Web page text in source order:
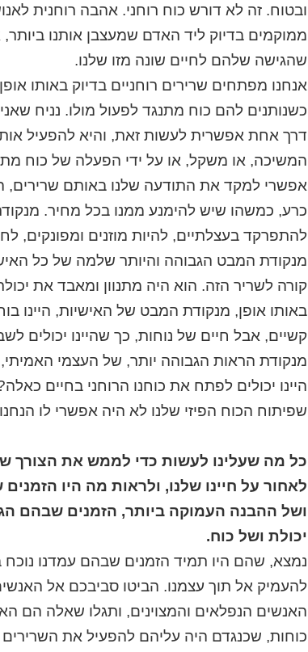
ובטוח. זה לא דורש כוח רוחני. אהבה רוחנית
ממוקמים בדיוק ליד האדם שמעצבן אותנו
שהגישה שלהם לחיים שונה מזו שלנו.
אנחנו מפתחים שרירים רוחניים בדיוק באותו
כשנותנים להם כוח מתנגד לפעול מולו. נניח
דרך אחת אפשרית לעשות זאת, והיא להפעיל
המשיכה, או משקל, או על ידי הפעלה של כוח
אפשרי למקד את התודעה שלנו באותם שרירים,
כרע, כמשהו שיש להימנע ממנו בכל מחיר.
להתפרקד בעצלתיים, להיות מוזנים ומפונקים,
מנקודת המבט הגבוהה והיותר שלמה של כל
קורה לשריר הזה. הוא היה מתנוון ומאבד את
באותו אופן, מנקודת המבט של האישיות, היינו
קשיים, אבל חיים של נוחות, כך שהיינו יכולים
מנקודת הראות הגבוהה יותר, של העצמי האמיתי,
היינו יכולים לפתח את כוחנו הרוחני בחיים
שפיתוח הכוח הפיזי שלנו לא היה אפשרי לו
כל מה שעלינו לעשות כדי לממש את הצורך
לאחור על חיינו שלנו, ולראות מה היו
ושל ההבנה העמוקה ביותר, הזמנים שבהם
יכולת ושל כוח.
נמצא, שהם היו תמיד הזמנים שבהם עמדנו נוכח
להעמיק אל תוך עצמנו. הביטו סביבכם אל
האנשים הנפלאים והמצוינים, ותגלו שאלה הם
כוחות, שכנגדם היה עליהם להפעיל את השרירים